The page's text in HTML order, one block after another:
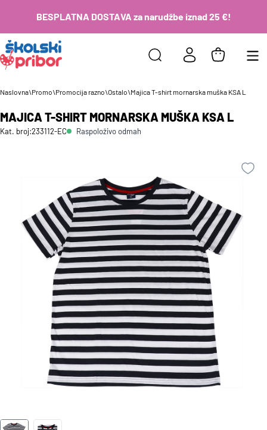
BESPLATNA DOSTAVA za narudžbe iznad 25 €!
Naslovna\Promo\Promocija razno\Ostalo\Majica T-shirt mornarska muška KSA L
MAJICA T-SHIRT MORNARSKA MUŠKA KSA L
Kat. broj:233112-EC Raspoloživo odmah